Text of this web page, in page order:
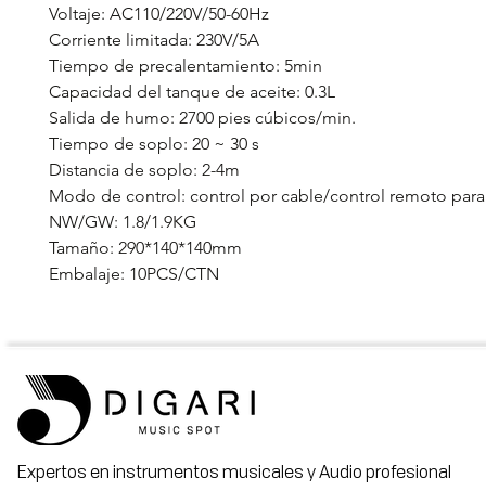
Voltaje: AC110/220V/50-60Hz
Corriente limitada: 230V/5A
Tiempo de precalentamiento: 5min
Capacidad del tanque de aceite: 0.3L
Salida de humo: 2700 pies cúbicos/min.
Tiempo de soplo: 20 ~ 30 s
Distancia de soplo: 2-4m
Modo de control: control por cable/control remoto
NW/GW: 1.8/1.9KG
Tamaño: 290*140*140mm
Embalaje: 10PCS/CTN
Expertos en instrumentos musicales y Audio profesional